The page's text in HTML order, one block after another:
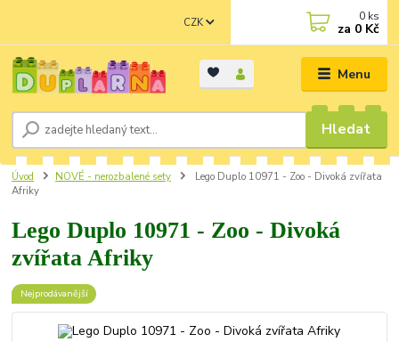
Menu
CZK
Hledat
0 ks
za 0 Kč
Úvod NOVÉ - nerozbalené sety
Lego Duplo 10971 - Zoo - Divoká zvířata
Afriky
Lego Duplo 10971 - Zoo - Divoká
zvířata Afriky
Nejprodávanější